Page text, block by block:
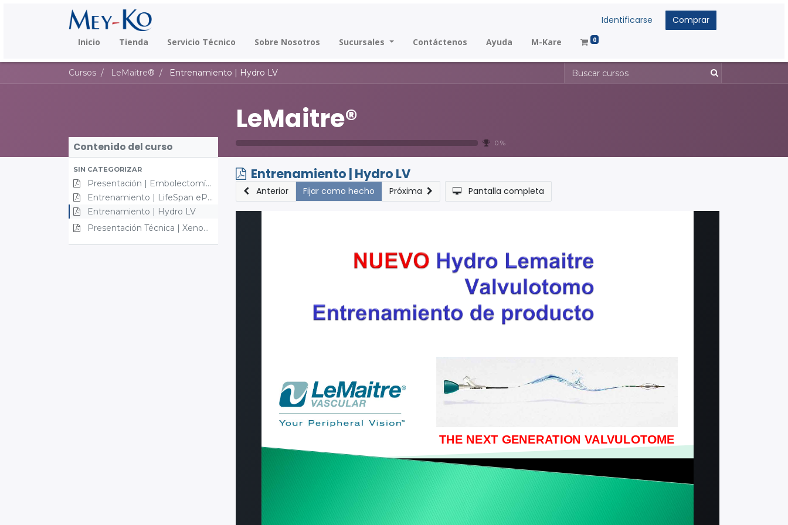
Identificarse Comprar
Inicio Tienda Servicio Técnico Sobre Nosotros Sucursales Contáctenos Ayuda M-Kare 0
Cursos LeMaitre® Entrenamiento | Hydro LV
LeMaitre®
0 %
Contenido del curso
SIN CATEGORIZAR
Presentación | Embolectomía
Entrenamiento | LifeSpan ePtFE®
Entrenamiento | Hydro LV
Presentación Técnica | XenoSure®
Entrenamiento | Hydro LV
Anterior Fijar como hecho Próxima Pantalla completa